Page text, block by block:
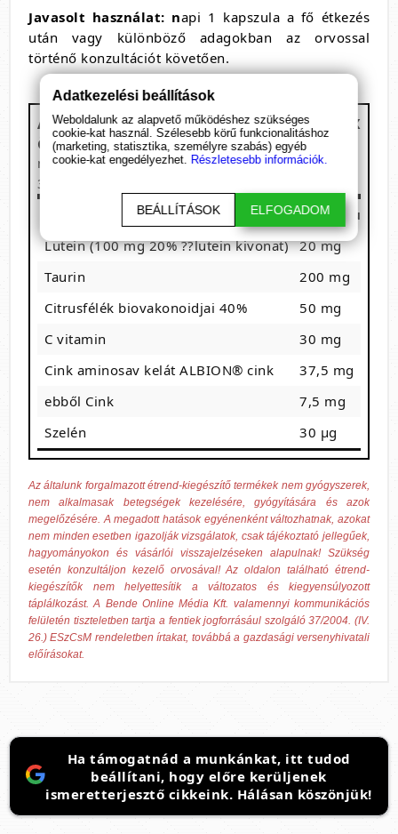
Javasolt használat: napi 1 kapszula a fő étkezés
után vagy különböző adagokban az orvossal
történő konzultációt követően.
Az Olimp Lutein Bio-Complex
összetevői
napi adag: 1 kapszula
30 adagot tartalmaz (30 kapszula)
1 kapszula
Lutein (100 mg 20% ??lutein kivonat) 20 mg
Taurin
200 mg
Citrusfélék biovakonoidjai 40%
50 mg
C vitamin
30 mg
Cink aminosav kelát ALBION® cink
37,5 mg
ebből Cink
7,5 mg
Szelén
30 μg
Az általunk forgalmazott étrend-kiegészítő termékek nem gyógyszerek,
nem alkalmasak betegségek kezelésére, gyógyítására és azok
megelőzésére. A megadott hatások egyénenként változhatnak, azokat
nem minden esetben igazolják vizsgálatok, csak tájékoztató jellegűek,
hagyományokon és vásárlói visszajelzéseken alapulnak! Szükség
esetén konzultáljon kezelő orvosával! Az oldalon található étrend-
kiegészítők nem helyettesítik a változatos és kiegyensúlyozott
táplálkozást. A Bende Online Média Kft. valamennyi kommunikációs
felületén tiszteletben tartja a fentiek jogforrásául szolgáló 37/2004. (IV.
26.) ESzCsM rendeletben írtakat, továbbá a gazdasági versenyhivatali
előírásokat.
Ha támogatnád a munkánkat, itt tudod
beállítani, hogy előre kerüljenek
ismeretterjesztő cikkeink. Hálásan köszönjük!
Adatkezelési beállítások
Weboldalunk az alapvető működéshez szükséges
cookie-kat használ. Szélesebb körű funkcionalitáshoz
(marketing, statisztika, személyre szabás) egyéb
cookie-kat engedélyezhet. Részletesebb információk.
BEÁLLÍTÁSOK ELFOGADOM